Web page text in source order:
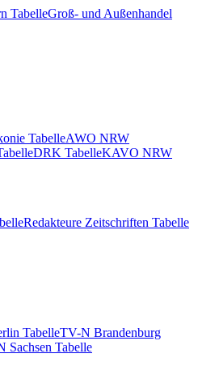
TabelleGroß- und Außenhandel
TabelleAWO NRW
DRK TabelleKAVO NRW
Redakteure Zeitschriften Tabelle
TabelleTV-N Brandenburg
Sachsen Tabelle